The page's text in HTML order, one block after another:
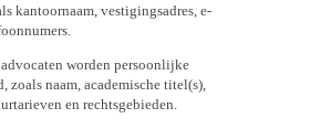
kantoornaam, vestigingsadres, e-
worden persoonlijke
zoals naam, academische titel(s),
en rechtsgebieden.